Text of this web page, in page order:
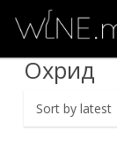
main
contentОхрид